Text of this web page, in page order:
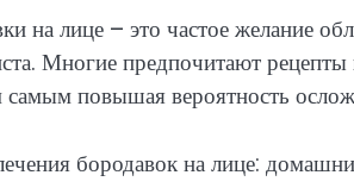
на лице – это частое желание
Многие предпочитают
самым повышая вероятность